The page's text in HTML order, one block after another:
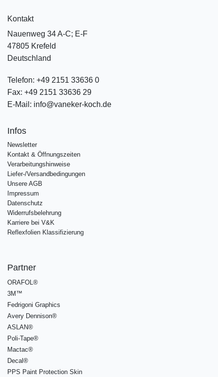
Kontakt
Nauenweg 34 A-C; E-F
47805 Krefeld
Deutschland
Telefon: +49 2151 33636 0
Fax: +49 2151 33636 29
E-Mail: info@vaneker-koch.de
Infos
Newsletter
Kontakt & Öffnungszeiten
Verarbeitungshinweise
Liefer-/Versandbedingungen
Unsere AGB
Impressum
Datenschutz
Widerrufsbelehrung
Karriere bei V&K
Reflexfolien Klassifizierung
Partner
ORAFOL®
3M™
Fedrigoni Graphics
Avery Dennison®
ASLAN®
Poli-Tape®
Mactac®
Decal®
PPS Paint Protection Skin